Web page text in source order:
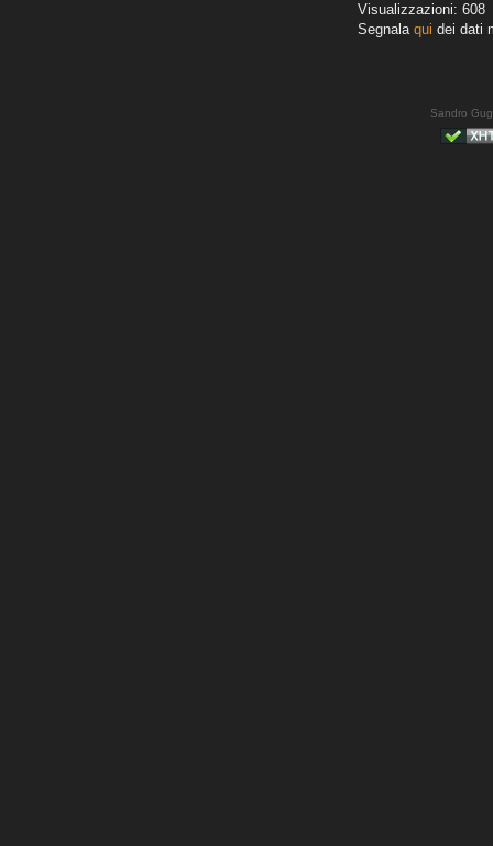
Visualizzazioni: 608
Segnala qui dei dati
Sandro